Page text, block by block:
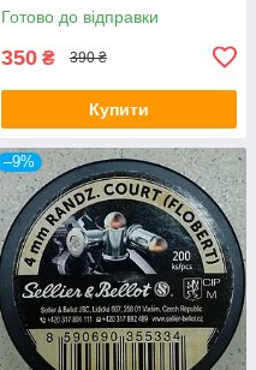
Готово до відправки
350 ₴ 390 ₴
Купити
–9%